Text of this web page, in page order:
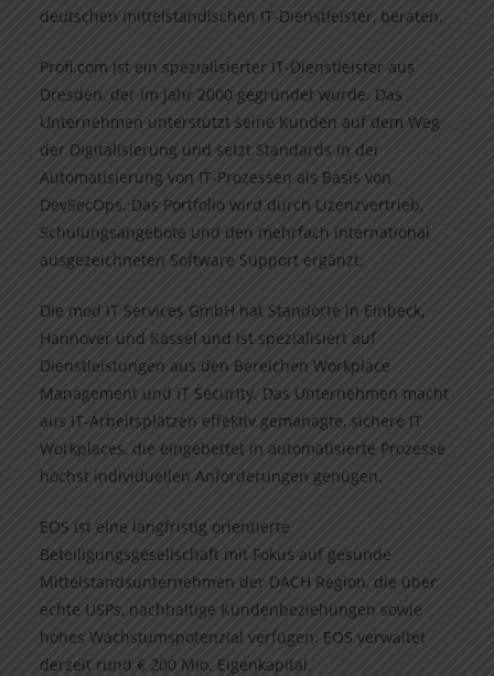
deutschen mittelständischen IT-Dienstleister, beraten.
Profi.com ist ein spezialisierter IT-Dienstleister aus
Dresden, der im Jahr 2000 gegründet wurde. Das
Unternehmen unterstützt seine Kunden auf dem Weg
der Digitalisierung und setzt Standards in der
Automatisierung von IT-Prozessen als Basis von
DevSecOps. Das Portfolio wird durch Lizenzvertrieb,
Schulungsangebote und den mehrfach international
ausgezeichneten Software Support ergänzt.
Die mod IT Services GmbH hat Standorte in Einbeck,
Hannover und Kassel und ist spezialisiert auf
Dienstleistungen aus den Bereichen Workplace
Management und IT Security. Das Unternehmen macht
aus IT-Arbeitsplätzen effektiv gemanagte, sichere IT
Workplaces, die eingebettet in automatisierte Prozesse
höchst individuellen Anforderungen genügen.
EOS ist eine langfristig orientierte
Beteiligungsgesellschaft mit Fokus auf gesunde
Mittelstandsunternehmen der DACH Region, die über
echte USPs, nachhaltige Kundenbeziehungen sowie
hohes Wachstumspotenzial verfügen. EOS verwaltet
derzeit rund € 200 Mio. Eigenkapital.